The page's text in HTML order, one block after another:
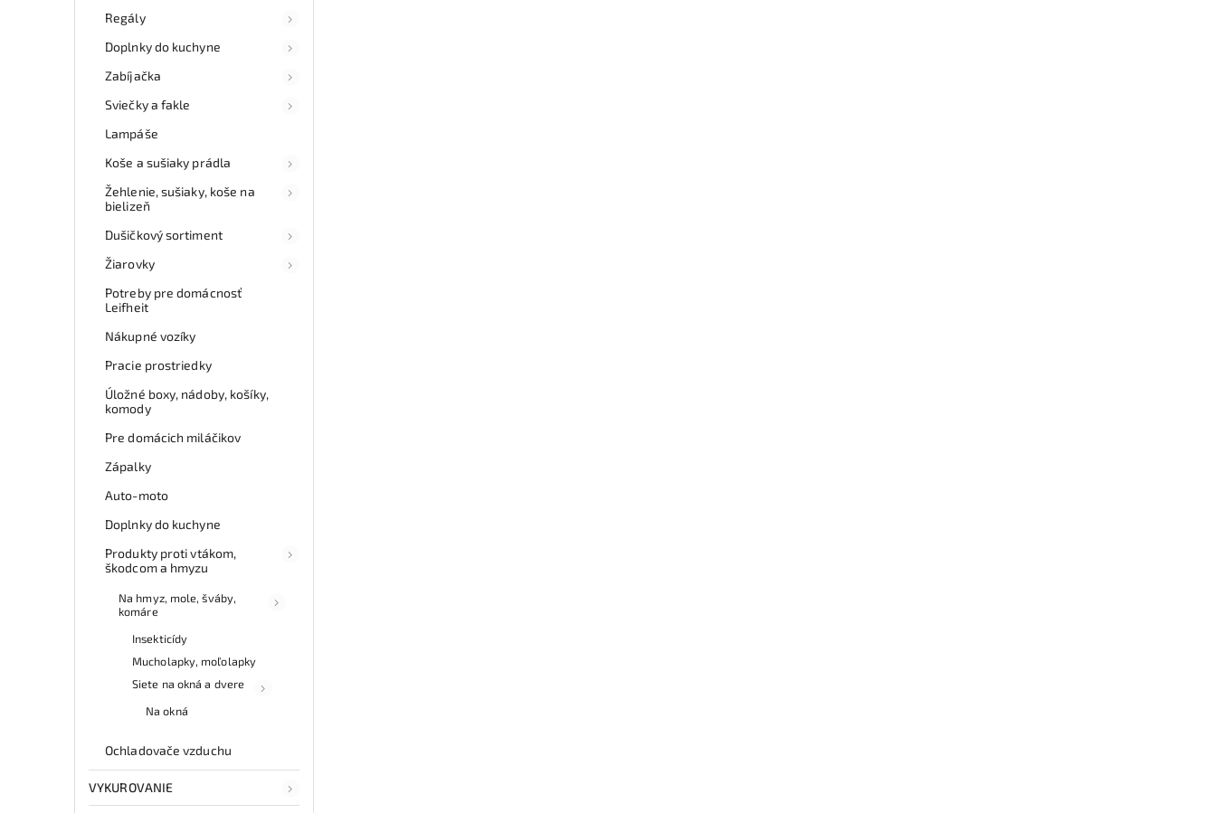
Regály
Doplnky do kuchyne
Zabíjačka
Sviečky a fakle
Lampáše
Koše a sušiaky prádla
Žehlenie, sušiaky, koše na
bielizeň
Dušičkový sortiment
Žiarovky
Potreby pre domácnosť
Leifheit
Nákupné vozíky
Pracie prostriedky
Úložné boxy, nádoby, košíky,
komody
Pre domácich miláčikov
Zápalky
Auto-moto
Doplnky do kuchyne
Produkty proti vtákom,
škodcom a hmyzu
Na hmyz, mole, šváby,
komáre
Insekticídy
Mucholapky, moľolapky
Siete na okná a dvere
Na okná
Ochladovače vzduchu
VYKUROVANIE